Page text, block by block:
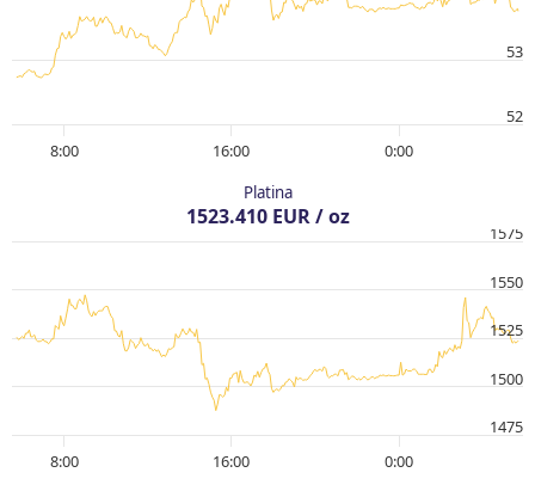
8:00 16:00 0:00
52
53
Platina
1523.410 EUR / oz
8:00 16:00 0:00
1475
1500
1525
1550
1575